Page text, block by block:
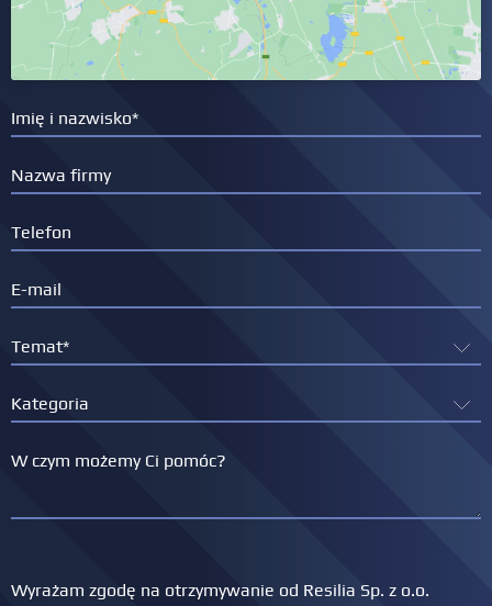
Wyrażam zgodę na otrzymywanie od Resilia Sp. z o.o.